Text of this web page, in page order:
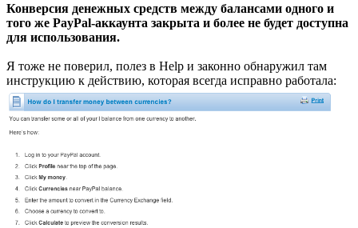
Конверсия денежных средств между балансами одного и
того же PayPal-аккаунта закрыта и более не будет доступна
для использования.
Я тоже не поверил, полез в Help и законно обнаружил там
инструкцию к действию, которая всегда исправно работала: